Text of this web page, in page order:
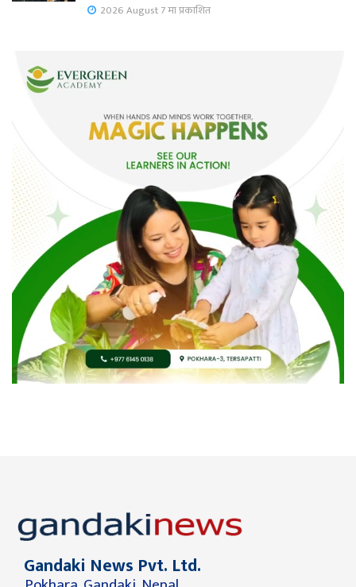
2026 August 7 मा प्रकाशित
Gandaki News Pvt. Ltd.